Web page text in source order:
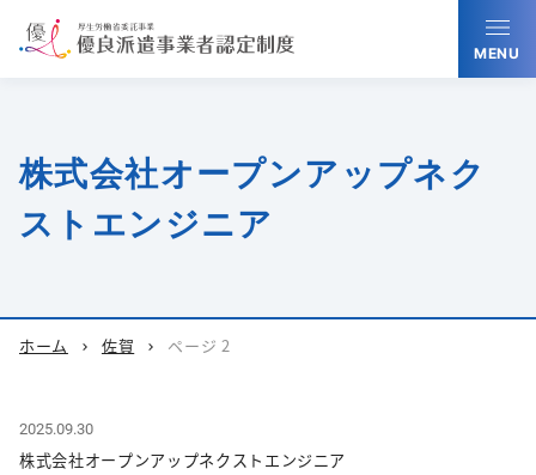
MENU
株式会社オープンアップネク
ストエンジニア
ホーム chevron_right 佐賀 chevron_right ページ 2
2025.09.30
株式会社オープンアップネクストエンジニア